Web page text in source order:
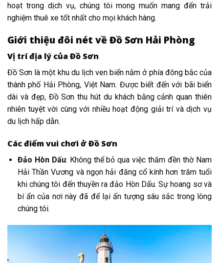
hoạt trong dịch vụ, chúng tôi mong muốn mang đến trải
nghiệm thuê xe tốt nhất cho mọi khách hàng.
Giới thiệu đôi nét về Đồ Sơn Hải Phòng
Vị trí địa lý của Đồ Sơn
Đồ Sơn là một khu du lịch ven biển nằm ở phía đông bắc của
thành phố Hải Phòng, Việt Nam. Được biết đến với bãi biển
dài và đẹp, Đồ Sơn thu hút du khách bằng cảnh quan thiên
nhiên tuyệt vời cùng với nhiều hoạt động giải trí và dịch vụ
du lịch hấp dẫn.
Các điểm vui chơi ở Đồ Sơn
Đảo Hòn Dấu: Không thể bỏ qua việc thăm đền thờ Nam
Hải Thần Vương và ngọn hải đăng cổ kính hơn trăm tuổi
khi chúng tôi đến thuyền ra đảo Hòn Dấu. Sự hoang sơ và
bí ẩn của nơi này đã để lại ấn tượng sâu sắc trong lòng
chúng tôi.